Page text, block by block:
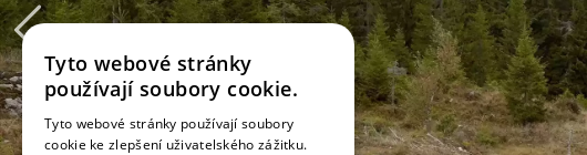
Tyto webové stránky
používají soubory cookie.
Tyto webové stránky používají soubory
cookie ke zlepšení uživatelského zážitku.